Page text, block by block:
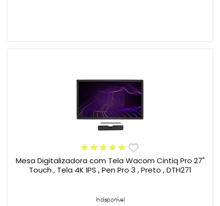
Mesa Digitalizadora com Tela Wacom Cintiq Pro 27"
Touch , Tela 4K IPS , Pen Pro 3 , Preto , DTH271
Indisponível